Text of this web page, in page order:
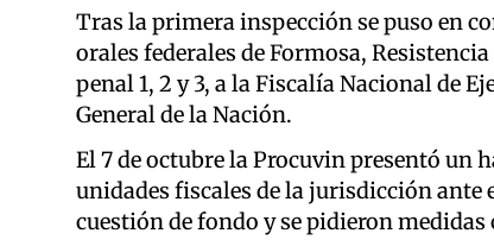
Tras la primera inspección se puso en
orales federales de Formosa,
penal 1, 2 y 3, a la Fiscalía Nacional de
General de la Nación.
El 7 de octubre la Procuvin presentó un
unidades fiscales de la jurisdicción ante
cuestión de fondo y se pidieron